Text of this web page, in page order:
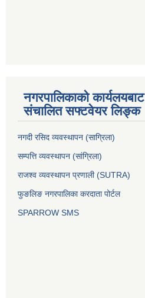
नगरपालिकाको कार्यलयबाट
संचालित सफ्टवेयर लिङ्क
नगदी रसिद व्यवस्थापन (साग्रिला)
सम्पत्ति व्यवस्थापन (सांग्रिला)
राजश्व व्यवस्थापन प्रणाली (SUTRA)
फुङलिङ नगरपालिका करदाता पोर्टल
SPARROW SMS